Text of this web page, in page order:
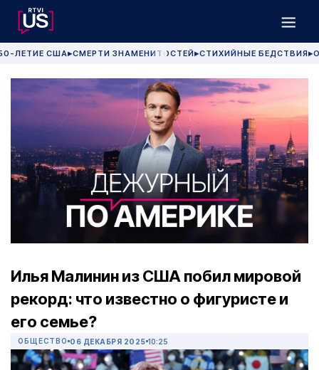
ЛЕТИЕ США▶СМЕРТИ ЗНАМЕНИТОСТЕЙ▶СТИХИЙНЫЕ БЕДСТВИЯ▶
Илья Малинин из США побил мировой
рекорд: что известно о фигуристе и
его семье?
ОБЩЕСТВО 06 ДЕКАБРЯ 2025 10:25